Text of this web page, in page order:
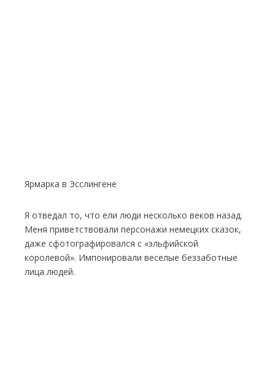
Ярмарка в Эсслингене
Я отведал то, что ели люди несколько веков назад.
Меня приветствовали персонажи немецких сказок,
даже сфотографировался с «эльфийской
королевой». Импонировали веселые беззаботные
лица людей.